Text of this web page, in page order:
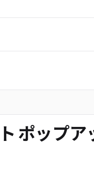
ポップア